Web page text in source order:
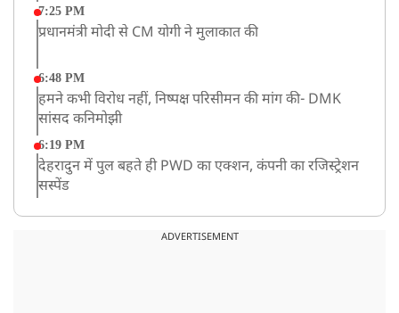
7:25 PM
प्रधानमंत्री मोदी से CM योगी ने मुलाकात की
6:48 PM
हमने कभी विरोध नहीं, निष्पक्ष परिसीमन की मांग की- DMK
सांसद कनिमोझी
6:19 PM
देहरादुन में पुल बहते ही PWD का एक्शन, कंपनी का रजिस्ट्रेशन
सस्पेंड
खराब मौसम की चेतावनी के कारण अमरनाथ यात्रा स्थगित
ADVERTISEMENT